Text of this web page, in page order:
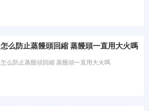
怎么防止蒸饅頭回縮 蒸饅頭一直用大火嗎
怎么防止蒸饅頭回縮 蒸饅頭一直用大火嗎